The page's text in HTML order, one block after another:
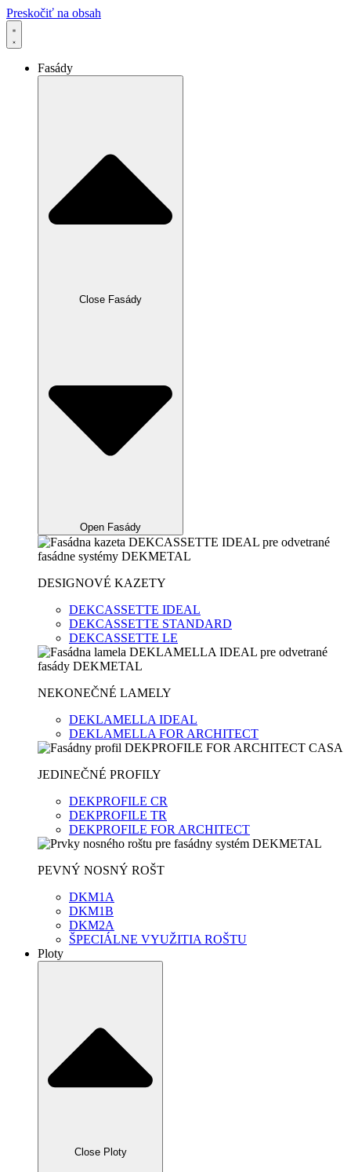
Preskočiť na obsah
Fasády
Close Fasády
Open Fasády
DESIGNOVÉ KAZETY
DEKCASSETTE IDEAL
DEKCASSETTE STANDARD
DEKCASSETTE LE
NEKONEČNÉ LAMELY
DEKLAMELLA IDEAL
DEKLAMELLA FOR ARCHITECT
JEDINEČNÉ PROFILY
DEKPROFILE CR
DEKPROFILE TR
DEKPROFILE FOR ARCHITECT
PEVNÝ NOSNÝ ROŠT
DKM1A
DKM1B
DKM2A
ŠPECIÁLNE VYUŽITIA ROŠTU
Ploty
Close Ploty